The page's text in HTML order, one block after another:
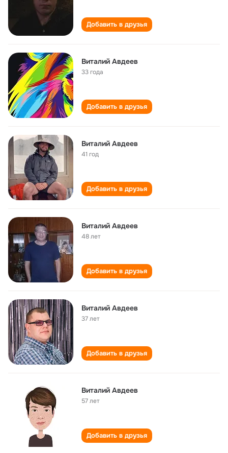
Добавить в друзья
Виталий Авдеев
33 года
Добавить в друзья
Виталий Авдеев
41 год
Добавить в друзья
Виталий Авдеев
48 лет
Добавить в друзья
Виталий Авдеев
37 лет
Добавить в друзья
Виталий Авдеев
57 лет
Добавить в друзья